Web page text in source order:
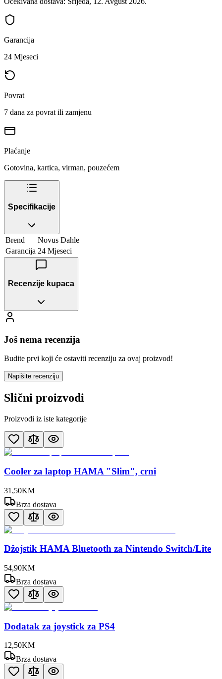
Garancija
24 Mjeseci
Povrat
7 dana za povrat ili zamjenu
Plaćanje
Gotovina, kartica, virman, pouzećem
Specifikacije
Brend
Novus Dahle
Garancija 24 Mjeseci
Recenzije kupaca
Još nema recenzija
Budite prvi koji će ostaviti recenziju za ovaj proizvod!
Napišite recenziju
Slični proizvodi
Proizvodi iz iste kategorije
Cooler za laptop HAMA "Slim", crni
31 ,50KM
Brza dostava
Džojstik HAMA Bluetooth za Nintendo Switch/Lite
54,90KM
Brza dostava
Dodatak za joystick za PS4
12,50KM
Brza dostava